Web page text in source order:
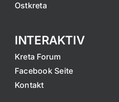
Ostkreta
INTERAKTIV
Kreta Forum
Facebook Seite
Kontakt